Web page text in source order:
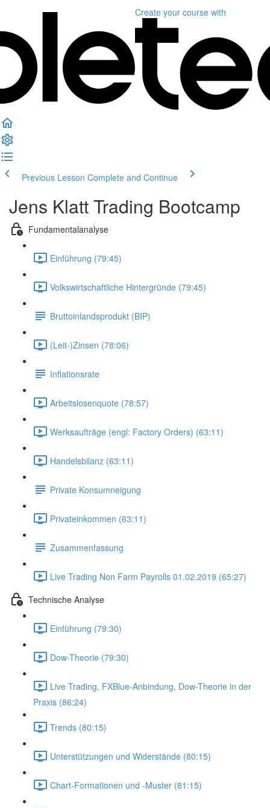
Create your course with
Previous Lesson Complete and Continue
Jens Klatt Trading Bootcamp
Fundamentalanalyse
Einführung (79:45)
Volkswirtschaftliche Hintergründe (79:45)
Bruttoinlandsprodukt (BIP)
(Leit-)Zinsen (78:06)
Inflationsrate
Arbeitslosenquote (78:57)
Werksaufträge (engl: Factory Orders) (63:11)
Handelsbilanz (63:11)
Private Konsumneigung
Privateinkommen (63:11)
Zusammenfassung
Live Trading Non Farm Payrolls 01.02.2019 (65:27)
Technische Analyse
Einführung (79:30)
Dow-Theorie (79:30)
Live Trading, FXBlue-Anbindung, Dow-Theorie in der
Praxis (86:24)
Trends (80:15)
Unterstützungen und Widerstände (80:15)
Chart-Formationen und -Muster (81:15)